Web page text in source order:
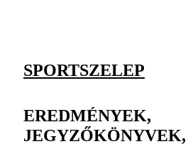
SPORTSZELEP
EREDMÉNYEK,